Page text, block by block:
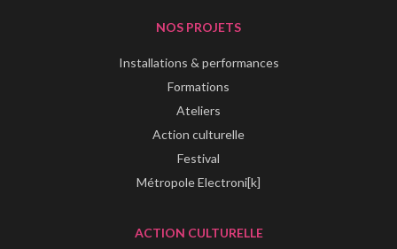
NOS PROJETS
Installations & performances
Formations
Ateliers
Action culturelle
Festival
Métropole Electroni[k]
ACTION CULTURELLE